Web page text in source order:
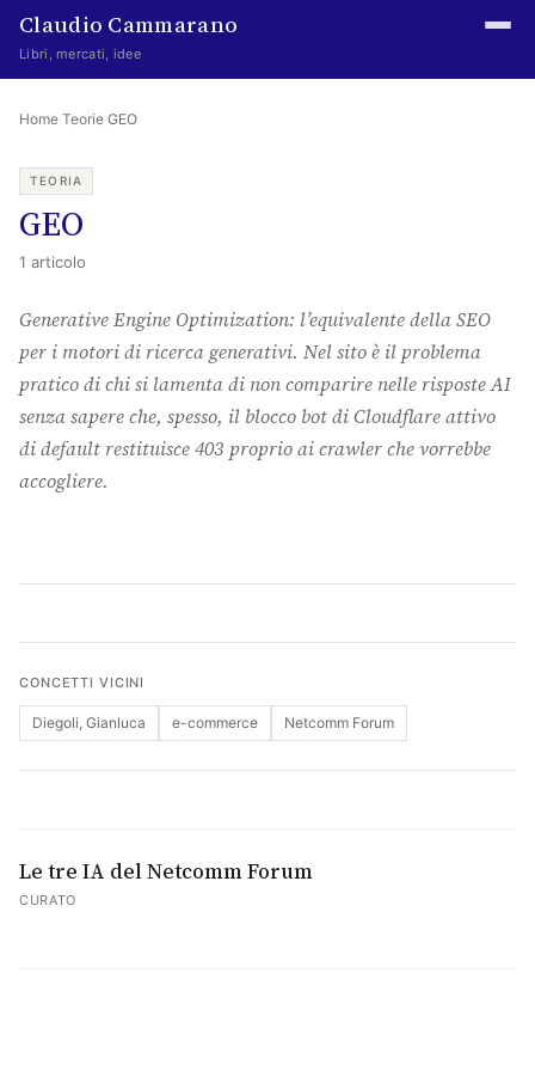
Claudio Cammarano
Libri, mercati, idee
Home
Writings
Curated
Learning log
Irene Media
Indice
About
Cerca
Home·Teorie·GEO
TEORIA
GEO
1 articolo
Generative Engine Optimization: l’equivalente della SEO
per i motori di ricerca generativi. Nel sito è il problema
pratico di chi si lamenta di non comparire nelle risposte AI
senza sapere che, spesso, il blocco bot di Cloudflare attivo
di default restituisce 403 proprio ai crawler che vorrebbe
accogliere.
CONCETTI VICINI
Diegoli, Gianluca e-commerce Netcomm Forum
Le tre IA del Netcomm Forum
CURATO